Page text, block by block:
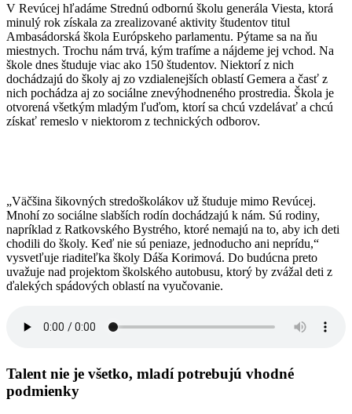
V Revúcej hľadáme Strednú odbornú školu generála Viesta, ktorá
minulý rok získala za zrealizované aktivity študentov titul
Ambasádorská škola Európskeho parlamentu. Pýtame sa na ňu
miestnych. Trochu nám trvá, kým trafíme a nájdeme jej vchod. Na
škole dnes študuje viac ako 150 študentov. Niektorí z nich
dochádzajú do školy aj zo vzdialenejších oblastí Gemera a časť z
nich pochádza aj zo sociálne znevýhodneného prostredia. Škola je
otvorená všetkým mladým ľuďom, ktorí sa chcú vzdelávať a chcú
získať remeslo v niektorom z technických odborov.
„Väčšina šikovných stredoškolákov už študuje mimo Revúcej.
Mnohí zo sociálne slabších rodín dochádzajú k nám. Sú rodiny,
napríklad z Ratkovského Bystrého, ktoré nemajú na to, aby ich deti
chodili do školy. Keď nie sú peniaze, jednoducho ani neprídu,“
vysvetľuje riaditeľka školy Dáša Korimová. Do budúcna preto
uvažuje nad projektom školského autobusu, ktorý by zvážal deti z
ďalekých spádových oblastí na vyučovanie.
Talent nie je všetko, mladí potrebujú vhodné
podmienky